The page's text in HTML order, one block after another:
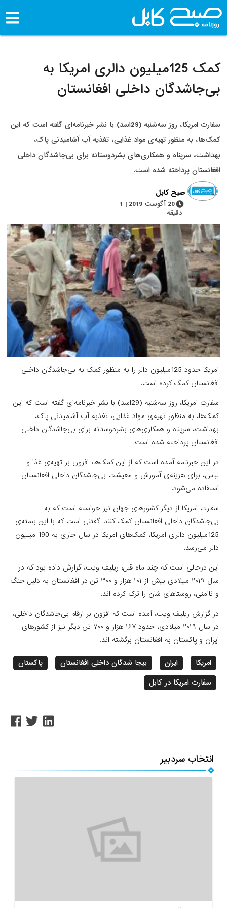
کمک 125میلیون دالری امریکا به
بی‌جاشدگان داخلی افغانستان
سفارت امریکا، روز سه‌شنبه (29اسد) با نشر خبرنامه‌ای گفته است که این
کمک‌ها، به منظور تهیه‌ی مواد غذایی، تغذیه آب آشامیدنی پاک،
بهداشت، سرپناه و همکاری‌های بشردوستانه برای بی‌جاشدگان داخلی
افغانستان پرداخته شده است.
صبح کابل
20 آگوست 2019 | 1
دقیقه
امریکا حدود 125میلیون دالر را به منظور کمک به بی‌جاشدگان داخلی
افغانستان کمک کرده است.
سفارت امریکا، روز سه‌شنبه (29اسد) با نشر خبرنامه‌ای گفته است که این
کمک‌ها، به منظور تهیه‌ی مواد غذایی، تغذیه آب آشامیدنی پاک،
بهداشت، سرپناه و همکاری‌های بشردوستانه برای بی‌جاشدگان داخلی
افغانستان پرداخته شده است.
در این خبرنامه آمده است که از این کمک‌ها، افزون بر تهیه‌ی غذا و
لباس، برای هزینه‌ی آموزش و معیشت بی‌جاشدگان داخلی افغانستان
استفاده می‌شود.
سفارت امریکا از دیگر کشورهای جهان نیز خواسته است که به
بی‌جاشدگان داخلی افغانستان کمک کنند. گفتنی است که با این بسته‌ی
125میلیون دالری امریکا، کمک‌های امریکا در سال جاری به 190 میلیون
دالر می‌رسد.
این درحالی است که چند ماه قبل، ریلیف ویب، گزارش داده بود که در
سال‌ ۲۰۱۹ میلادی بیش از ۱۰۱ هزار و ۳۰۰ تن در افغانستان به دلیل جنگ
و ناامنی، روستاهای شان را ترک کرده اند.
در گزارش ریلیف ویب، آمده است که افزون بر ارقام بی‌جاشدگان داخلی،
در سال ۲۰۱۹ میلادی، حدود ۱۶۷ هزار و ۷۰۰ تن دیگر نیز از کشورهای
ایران و پاکستان به افغانستان برگشته اند.
امریکا ایران بیجا شدگان داخلی افغانستان
پاکستان
سفارت امریکا در کابل
انتخاب سردبیر